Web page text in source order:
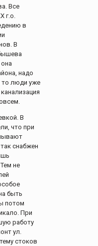
Все
г.о.
в
В
надо
то люди уже
В
что при
снабжен
не
быть
потом
При
работу
ул.
стоков